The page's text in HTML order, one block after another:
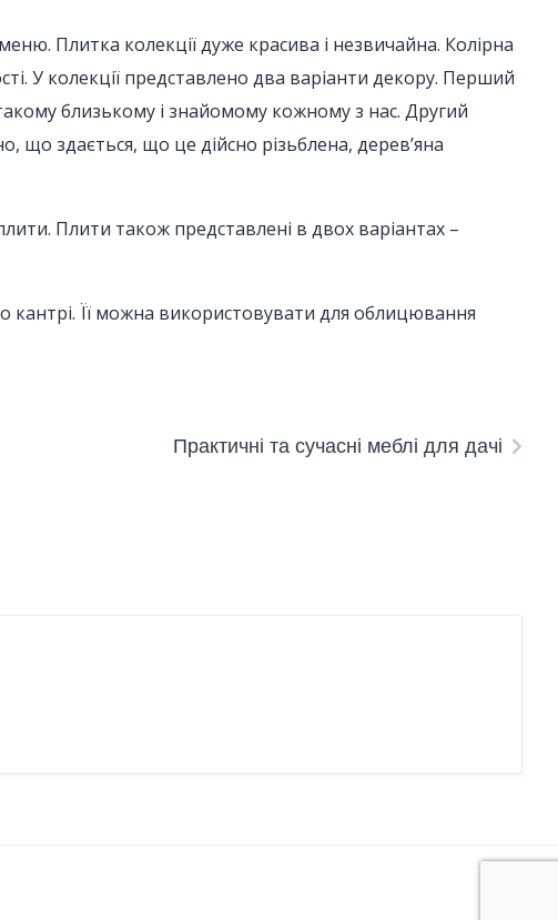
Плитка колекції дуже красива і незвичайна. Колірна
У колекції представлено два варіанти декору. Перший
близькому і знайомому кожному з нас. Другий
що здається, що це дійсно різьблена, дерев’яна
Плити також представлені в двох варіантах –
кантрі. Її можна використовувати для облицювання
Практичні та сучасні меблі для дачі